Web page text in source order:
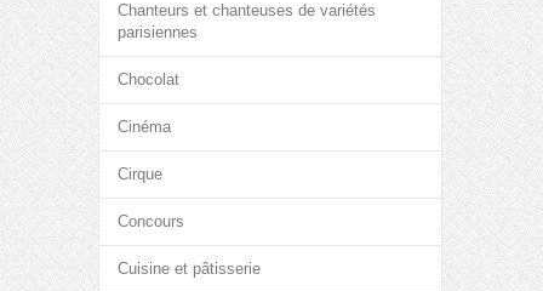
Chanteurs et chanteuses de variétés
parisiennes
Chocolat
Cinéma
Cirque
Concours
Cuisine et pâtisserie